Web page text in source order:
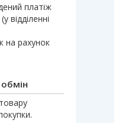
платіж
відділенні
на рахунок